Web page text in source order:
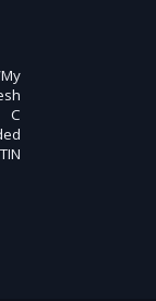
C